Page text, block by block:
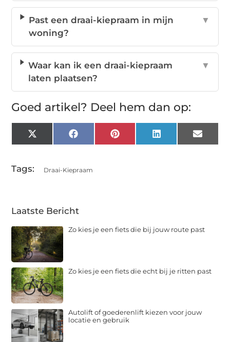
Past een draai-kiepraam in mijn
woning?
▼
Waar kan ik een draai-kiepraam
laten plaatsen?
▼
Goed artikel? Deel hem dan op:
X
(Twitter)
FacebookPinterestLinkedInEmail
Tags: Draai-Kiepraam
Laatste Bericht
Zo kies je een fiets die bij jouw route past
Zo kies je een fiets die echt bij je ritten past
Autolift of goederenlift kiezen voor jouw
locatie en gebruik